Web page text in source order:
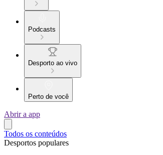
Podcasts
Desporto ao vivo
Perto de você
Abrir a app
Todos os conteúdos
Desportos populares